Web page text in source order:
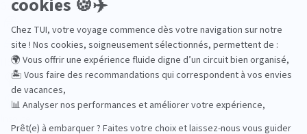
Golf
Hôtel de charme